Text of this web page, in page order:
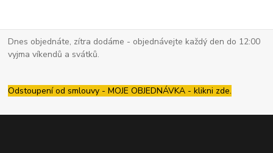
Dnes objednáte, zítra dodáme - objednávejte každý den do 12:00
vyjma víkendů a svátků.
Odstoupení od smlouvy - MOJE OBJEDNÁVKA - klikni zde.